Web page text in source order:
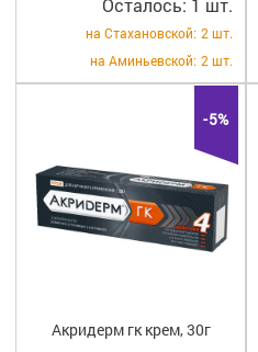
Осталось: 1 шт.
на Стахановской: 2 шт.
на Аминьевской: 2 шт.
-5%
Акридерм гк крем, 30г